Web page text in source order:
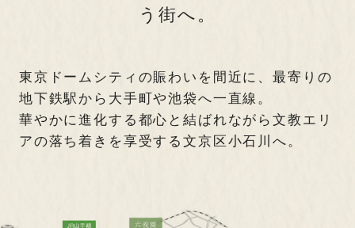
Equipment
Model Room
モデルルーム
Owner's Interview
ご契約者様インタビュー
ブランド
Limited
限定サイト
う街へ。
東京ドームシティの賑わいを間近に、最寄りの
地下鉄駅から大手町や池袋へ一直線。
華やかに進化する都心と結ばれながら文教エリ
アの落ち着きを享受する文京区小石川へ。